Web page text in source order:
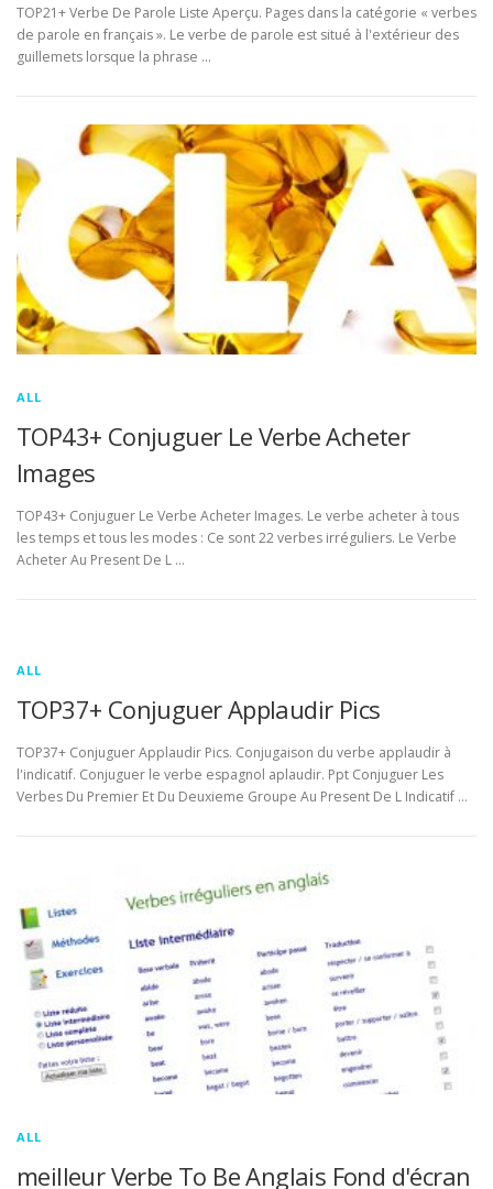
TOP21+ Verbe De Parole Liste Aperçu. Pages dans la catégorie « verbes
de parole en français ». Le verbe de parole est situé à l'extérieur des
guillemets lorsque la phrase …
ALL
TOP43+ Conjuguer Le Verbe Acheter
Images
TOP43+ Conjuguer Le Verbe Acheter Images. Le verbe acheter à tous
les temps et tous les modes : Ce sont 22 verbes irréguliers. Le Verbe
Acheter Au Present De L …
ALL
TOP37+ Conjuguer Applaudir Pics
TOP37+ Conjuguer Applaudir Pics. Conjugaison du verbe applaudir à
l'indicatif. Conjuguer le verbe espagnol aplaudir. Ppt Conjuguer Les
Verbes Du Premier Et Du Deuxieme Groupe Au Present De L Indicatif …
ALL
meilleur Verbe To Be Anglais Fond d'écran